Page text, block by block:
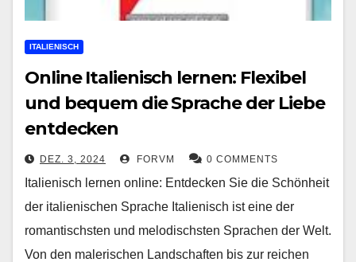
ITALIENISCH
Online Italienisch lernen: Flexibel
und bequem die Sprache der Liebe
entdecken
DEZ. 3, 2024 FORVM 0 COMMENTS
Italienisch lernen online: Entdecken Sie die Schönheit
der italienischen Sprache Italienisch ist eine der
romantischsten und melodischsten Sprachen der Welt.
Von den malerischen Landschaften bis zur reichen